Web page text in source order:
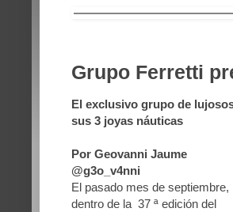
Grupo Ferretti
El exclusivo grupo de
sus 3 joyas náuticas
Por Geovanni Jaume
@g3o_v4nni
El pasado mes de septiembre,
dentro de la 37 ª edición del